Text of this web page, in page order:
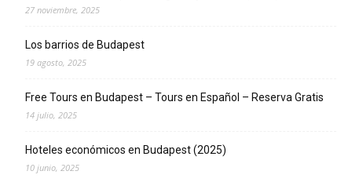
27 noviembre, 2025
Los barrios de Budapest
19 agosto, 2025
Free Tours en Budapest – Tours en Español – Reserva Gratis
14 julio, 2025
Hoteles económicos en Budapest (2025)
10 junio, 2025